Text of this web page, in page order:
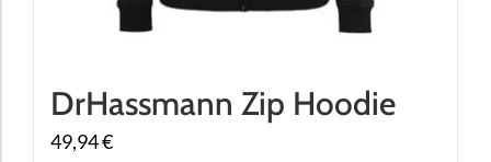
DrHassmann Zip Hoodie
49,94€